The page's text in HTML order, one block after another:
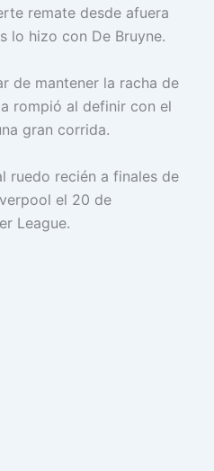
remate desde afuera
lo hizo con De Bruyne.
de mantener la racha de
rompió al definir con el
gran corrida.
ruedo recién a finales de
el 20 de
League.